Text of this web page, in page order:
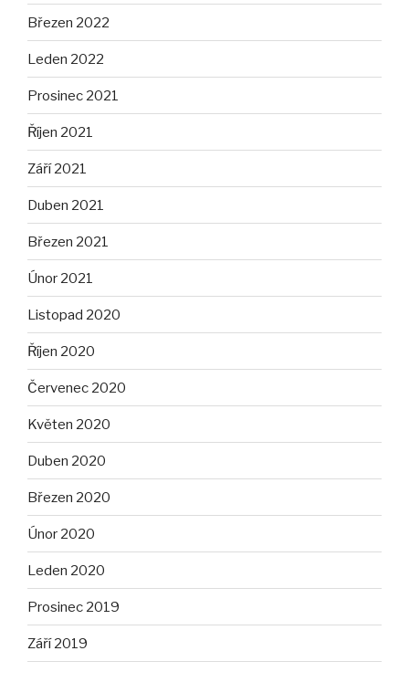
Březen 2022
Leden 2022
Prosinec 2021
Říjen 2021
Září 2021
Duben 2021
Březen 2021
Únor 2021
Listopad 2020
Říjen 2020
Červenec 2020
Květen 2020
Duben 2020
Březen 2020
Únor 2020
Leden 2020
Prosinec 2019
Září 2019